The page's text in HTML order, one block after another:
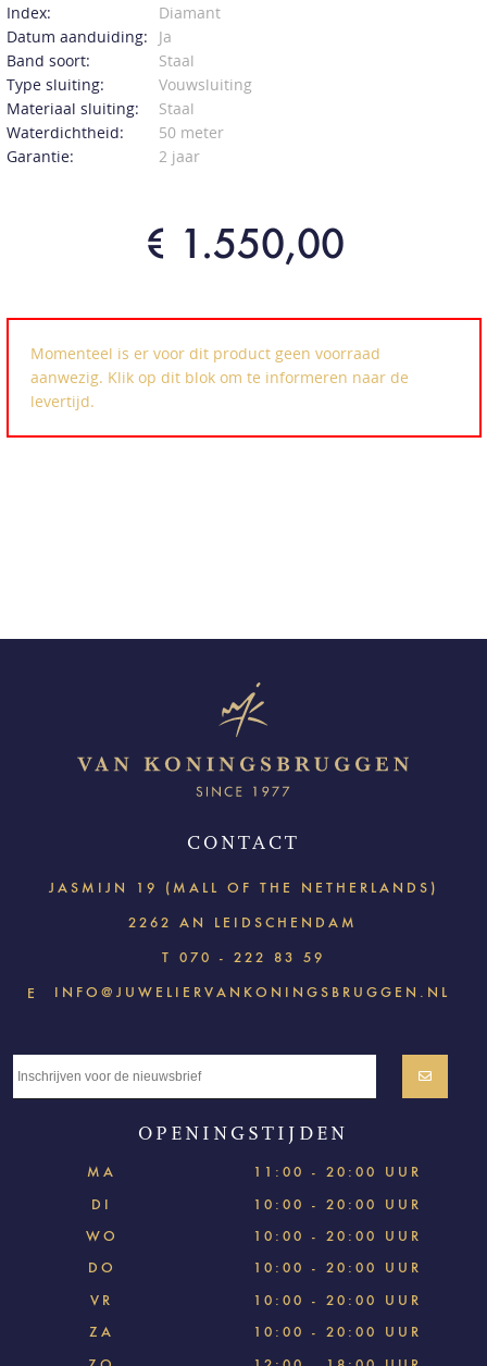
Index:
Diamant
Datum aanduiding:
Ja
Band soort:
Staal
Type sluiting:
Vouwsluiting
Materiaal sluiting:
Staal
Waterdichtheid:
50 meter
Garantie:
2 jaar
€ 1.550,00
Momenteel is er voor dit product geen voorraad
aanwezig. Klik op dit blok om te informeren naar de
levertijd.
CONTACT
JASMIJN 19 (MALL OF THE NETHERLANDS)
2262 AN LEIDSCHENDAM
T 070 - 222 83 59
E INFO@JUWELIERVANKONINGSBRUGGEN.NL
OPENINGSTIJDEN
MA
11:00 - 20:00 UUR
DI
10:00 - 20:00 UUR
WO
10:00 - 20:00 UUR
DO
10:00 - 20:00 UUR
VR
10:00 - 20:00 UUR
ZA
10:00 - 20:00 UUR